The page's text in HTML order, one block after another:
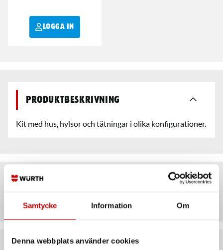
Samtycke Information Om
Denna webbplats använder cookies
LOGGA IN
Produktbeskrivning
Kit med hus, hylsor och tätningar i olika konfigurationer.
Artiklar